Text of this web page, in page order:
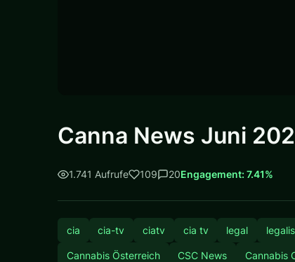
Canna News Juni
1.741 Aufrufe 109 20Engagement: 7.41%
cia cia-tv ciatv cia tv legal
Cannabis Österreich CSC News Cannabis